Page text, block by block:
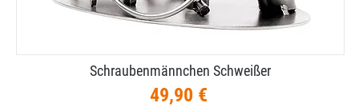
Schraubenmännchen Schweißer
49,90 €